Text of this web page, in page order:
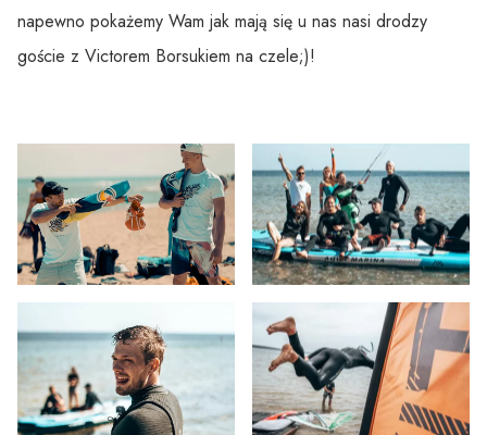
napewno pokażemy Wam jak mają się u nas nasi drodzy
goście z Victorem Borsukiem na czele;)!